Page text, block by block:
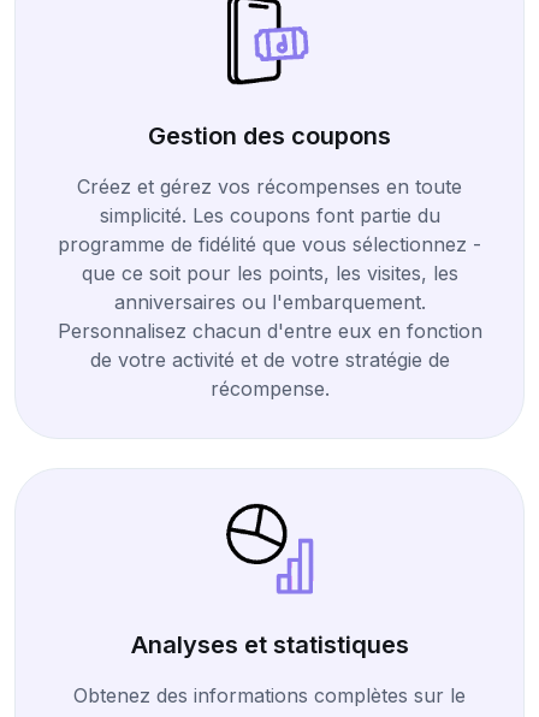
Gestion des coupons
Créez et gérez vos récompenses en toute
simplicité. Les coupons font partie du
programme de fidélité que vous sélectionnez -
que ce soit pour les points, les visites, les
anniversaires ou l'embarquement.
Personnalisez chacun d'entre eux en fonction
de votre activité et de votre stratégie de
récompense.
Analyses et statistiques
Obtenez des informations complètes sur le